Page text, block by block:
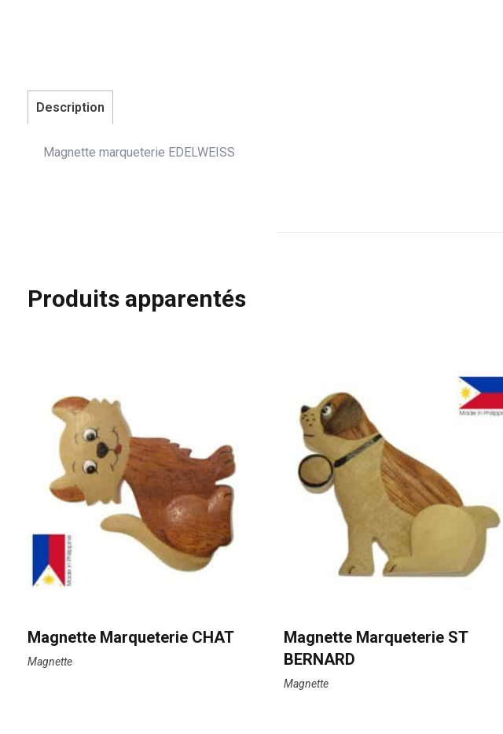
Description
Magnette marqueterie EDELWEISS
Produits apparentés
Magnette Marqueterie CHAT
Magnette
Magnette Marqueterie ST
BERNARD
Magnette